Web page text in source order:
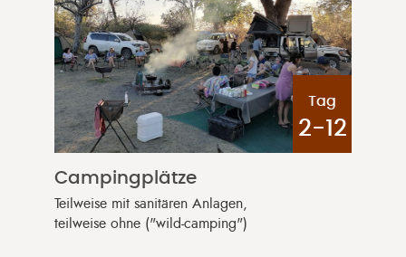
Tag
2-12
Campingplätze
Teilweise mit sanitären Anlagen,
teilweise ohne ("wild-camping")